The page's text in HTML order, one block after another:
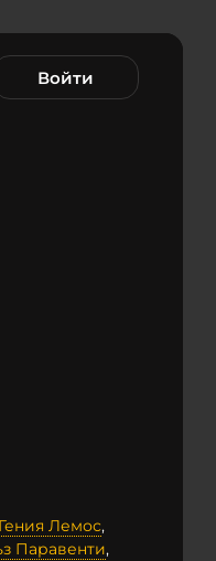
Войти
Гения Лемос,
Паравенти,